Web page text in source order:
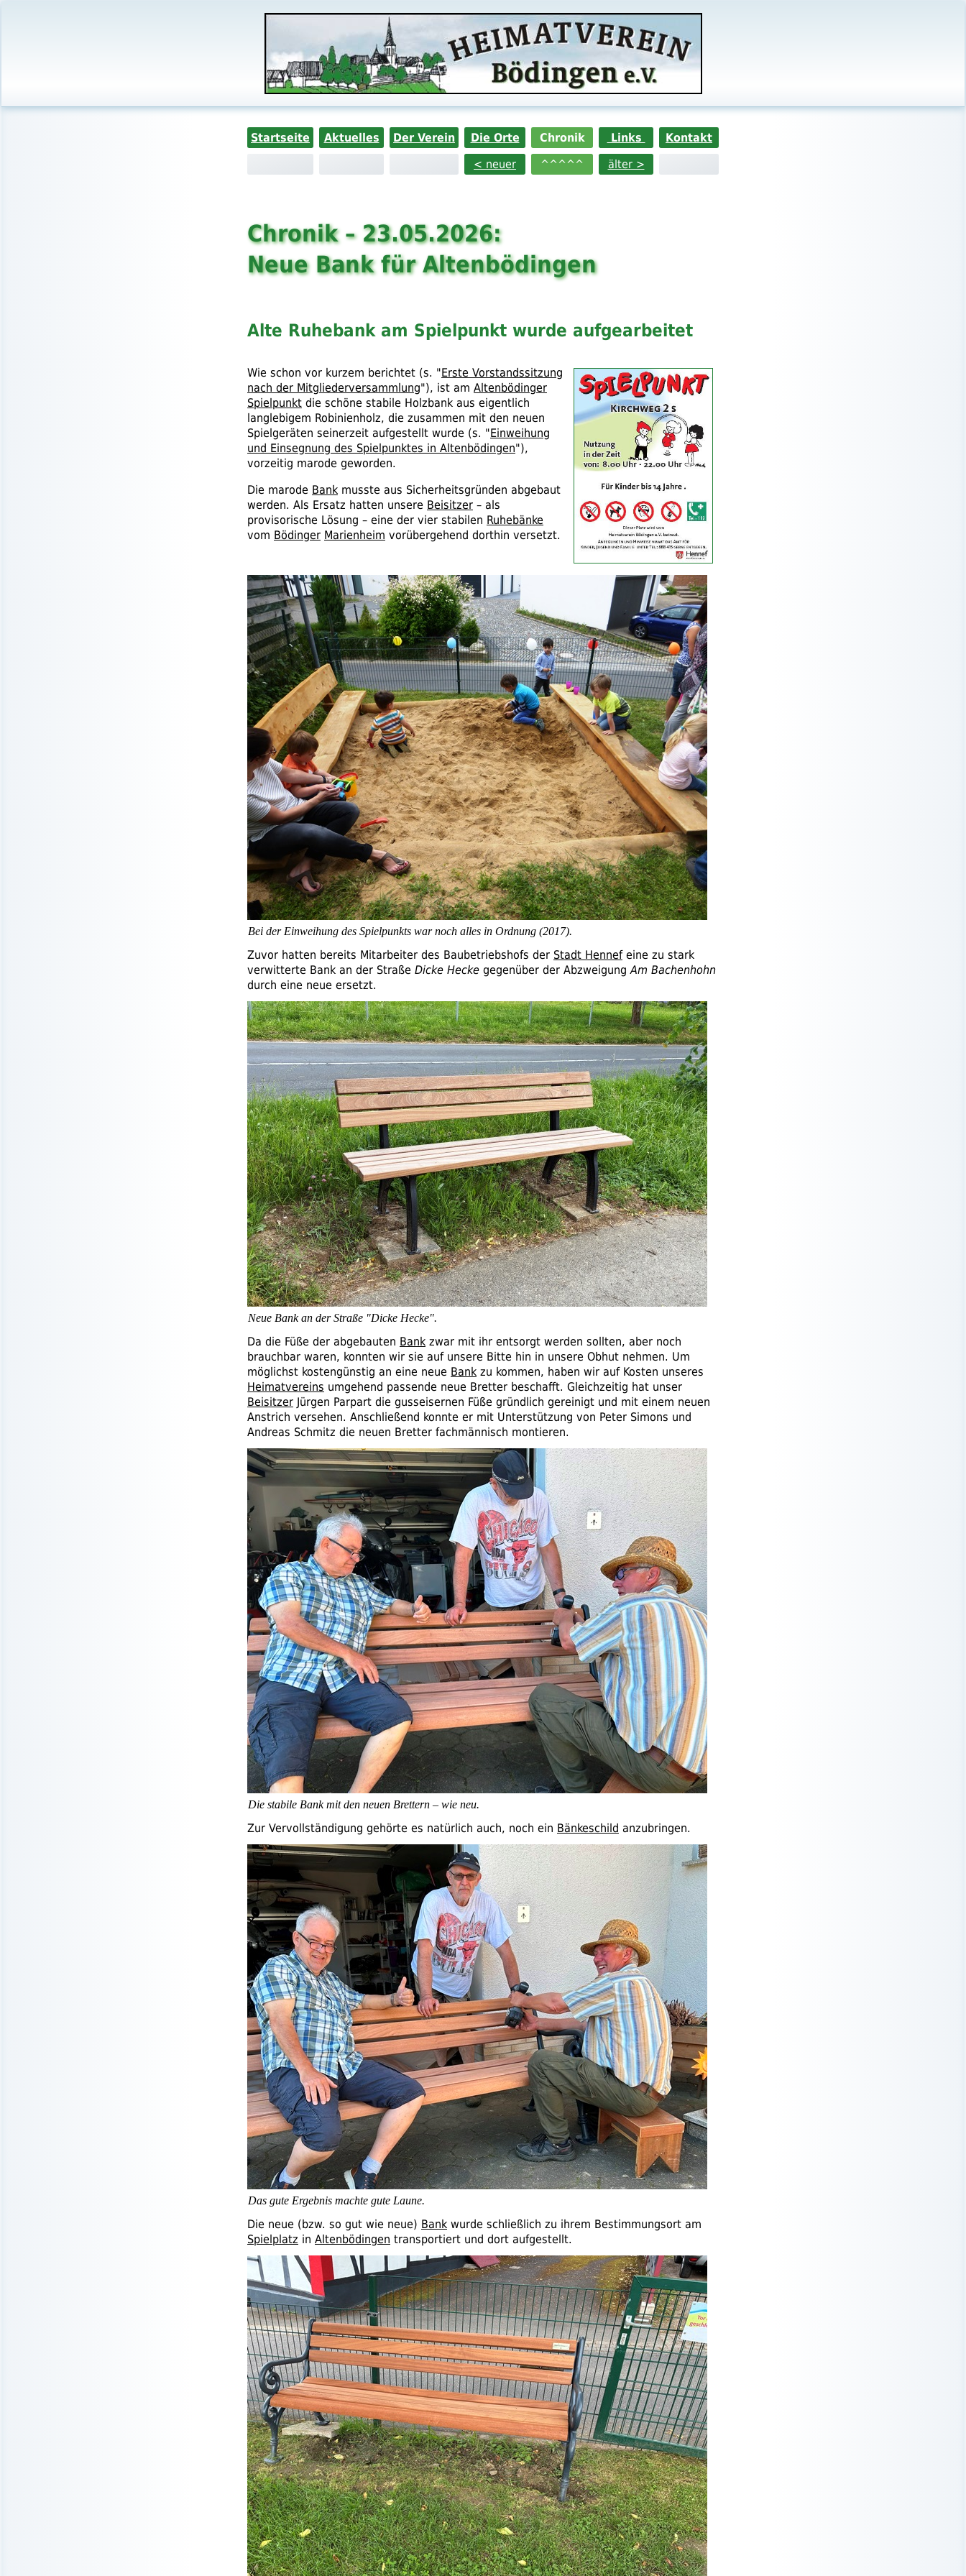
Startseite Aktuelles Der Verein Die Orte Chronik Links
Kontakt
< neuer
^^^^^ älter >
Chronik – 23.05.2026:
Neue Bank für Altenbödingen
Alte Ruhebank am Spielpunkt wurde aufgearbeitet
Wie schon vor kurzem berichtet (s. "Erste Vorstandssitzung
nach der Mitgliederversammlung"), ist am Altenbödinger
Spielpunkt die schöne stabile Holzbank aus eigentlich
langlebigem Robinienholz, die zusammen mit den neuen
Spielgeräten seinerzeit aufgestellt wurde (s. "Einweihung
und Einsegnung des Spielpunktes in Altenbödingen"),
vorzeitig marode geworden.
Die marode Bank musste aus Sicherheitsgründen abgebaut
werden. Als Ersatz hatten unsere Beisitzer – als
provisorische Lösung – eine der vier stabilen Ruhebänke
vom Bödinger Marienheim vorübergehend dorthin versetzt.
Bei der Einweihung des Spielpunkts war noch alles in Ordnung (2017).
Zuvor hatten bereits Mitarbeiter des Baubetriebshofs der Stadt Hennefeine zu stark
verwitterte Bank an der Straße Dicke Hecke gegenüber der AbzweigungAm Bachenhohn
durch eine neue ersetzt.
Neue Bank an der Straße "Dicke Hecke".
Da die Füße der abgebauten Bank zwar mit ihr entsorgt werden sollten, aber noch
brauchbar waren, konnten wir sie auf unsere Bitte hin in unsere Obhut nehmen. Um
möglichst kostengünstig an eine neue Bank zu kommen, haben wir auf Kosten unseres
Heimatvereins umgehend passende neue Bretter beschafft. Gleichzeitig hat unser
Beisitzer Jürgen Parpart die gusseisernen Füße gründlich gereinigt und mit einem neuen
Anstrich versehen. Anschließend konnte er mit Unterstützung von Peter Simons und
Andreas Schmitz die neuen Bretter fachmännisch montieren.
Die stabile Bank mit den neuen Brettern – wie neu.
Zur Vervollständigung gehörte es natürlich auch, noch ein Bänkeschild anzubringen.
Das gute Ergebnis machte gute Laune.
Die neue (bzw. so gut wie neue) Bank wurde schließlich zu ihrem Bestimmungsort am
Spielplatz in Altenbödingen transportiert und dort aufgestellt.